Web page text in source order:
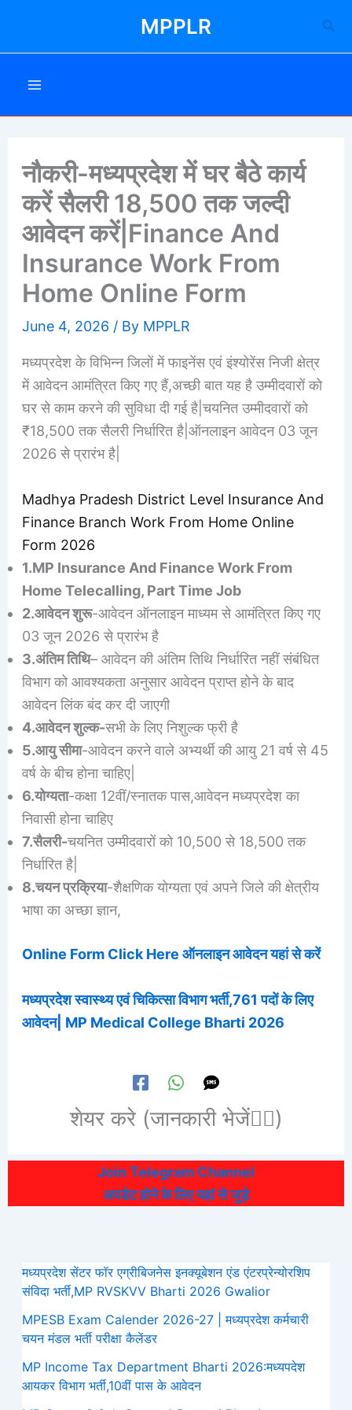
content
MPPLR
नौकरी-मध्यप्रदेश में घर बैठे कार्य
करें सैलरी 18,500 तक जल्दी
आवेदन करें|Finance And
Insurance Work From
Home Online Form
June 4, 2026 / By MPPLR
मध्यप्रदेश के विभिन्न जिलों में फाइनेंस एवं इंश्योरेंस निजी क्षेत्र
में आवेदन आमंत्रित किए गए हैं,अच्छी बात यह है उम्मीदवारों को
घर से काम करने की सुविधा दी गई है|चयनित उम्मीदवारों को
₹18,500 तक सैलरी निर्धारित है|ऑनलाइन आवेदन 03 जून
2026 से प्रारंभ है|
Madhya Pradesh District Level Insurance And
Finance Branch Work From Home Online
Form 2026
1.MP Insurance And Finance Work From
Home Telecalling, Part Time Job
2.आवेदन शुरू-आवेदन ऑनलाइन माध्यम से आमंत्रित किए गए
03 जून 2026 से प्रारंभ है
3.अंतिम तिथि– आवेदन की अंतिम तिथि निर्धारित नहीं संबंधित
विभाग को आवश्यकता अनुसार आवेदन प्राप्त होने के बाद
आवेदन लिंक बंद कर दी जाएगी
4.आवेदन शुल्क-सभी के लिए निशुल्क फ्री है
5.आयु सीमा-आवेदन करने वाले अभ्यर्थी की आयु 21 वर्ष से 45
वर्ष के बीच होना चाहिए|
6.योग्यता-कक्षा 12वीं/स्नातक पास,आवेदन मध्यप्रदेश का
निवासी होना चाहिए
7.सैलरी-चयनित उम्मीदवारों को 10,500 से 18,500 तक
निर्धारित है|
8.चयन प्रक्रिया-शैक्षणिक योग्यता एवं अपने जिले की क्षेत्रीय
भाषा का अच्छा ज्ञान,
Online Form Click Here ऑनलाइन आवेदन यहां से करें
मध्यप्रदेश स्वास्थ्य एवं चिकित्सा विभाग भर्ती,761 पदों के लिए
आवेदन| MP Medical College Bharti 2026
शेयर करे (जानकारी भेजें👆🏻)
Join Telegram Channel
अपडेट होने के लिए यहां से जुड़े
मध्यप्रदेश सेंटर फॉर एग्रीबिजनेस इनक्यूबेशन एंड एंटरप्रेन्योरशिप
संविदा भर्ती,MP RVSKVV Bharti 2026 Gwalior
MPESB Exam Calender 2026-27 | मध्यप्रदेश कर्मचारी
चयन मंडल भर्ती परीक्षा कैलेंडर
MP Income Tax Department Bharti 2026:मध्‍यपदेश
आयकर विभाग भर्ती,10वीं पास के आवेदन